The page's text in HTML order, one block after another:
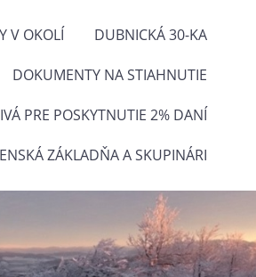
V OKOLÍ DUBNICKÁ 30-KA
DOKUMENTY NA STIAHNUTIE
PRE POSKYTNUTIE 2% DANÍ
ZÁKLADŇA A SKUPINÁRI